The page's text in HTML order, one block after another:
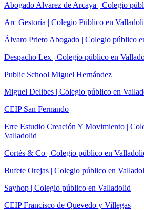
Abogado Alvarez de Arcaya | Colegio
Arc Gestoría | Colegio Público en
Álvaro Prieto Abogado | Colegio público
Despacho Lex | Colegio público en
Public School Miguel Hernández
Miguel Delibes | Colegio público en
CEIP San Fernando
Erre Estudio Creación Y Movimiento |
Valladolid
Cortés & Co | Colegio público en
Bufete Orejas | Colegio público en
Sayhop | Colegio público en Valladolid
CEIP Francisco de Quevedo y Villegas